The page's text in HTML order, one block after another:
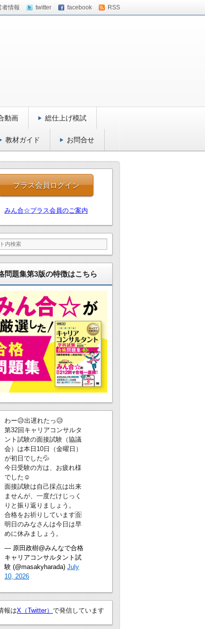
者情報 twitter facebook RSS
動画 総仕上げ模試
教材ガイド お問合せ
プラス会員ログイン
みん合☆プラス会員のご案内
問題集第3版の特徴はこちら
わー😥出遅れたっ😥
第32回キャリアコンサルタ
ント試験の面接試験（協議
会）は本日10日（金曜日）
が初日でした💦
今日受験の方は、お疲れ様
でした☺
面接試験は自己採点は出来
ませんが、一度だけじっく
りと振り返りましょう。
合格をお祈りしています🈴
明日のみなさんは今日は早
めに休みましょう。
— 原田政樹@みんなで合格
キャリアコンサルタント試
験 (@masakyharada) July
10, 2026
報はX（Twitter） で発信しています